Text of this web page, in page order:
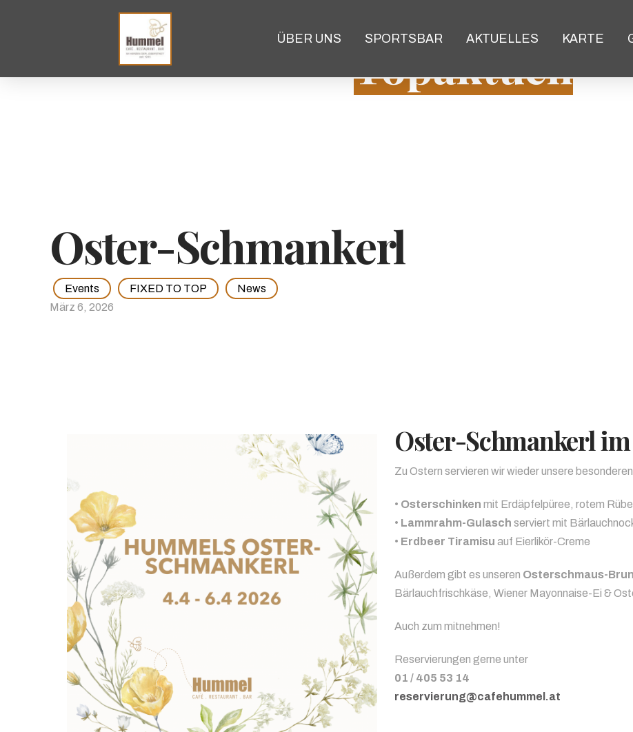
ÜBER UNS SPORTSBAR AKTUELLES KARTE
Topaktuell
Oster-Schmankerl
Events FIXED TO TOP
News
März 6, 2026
Oster-Schmankerl
Zu Ostern servieren wir wieder unsere
• Osterschinken mit Erdäpfelpüree, rotem
• Lammrahm-Gulasch serviert mit
• Erdbeer Tiramisu auf Eierlikör-Creme
Außerdem gibt es unseren Osterschmaus-
Bärlauchfrischkäse, Wiener Mayonnaise-Ei &
Auch zum mitnehmen!
Reservierungen gerne unter
01 / 405 53 14
reservierung@cafehummel.at